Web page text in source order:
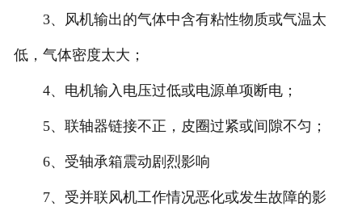
3、风机输出的气体中含有粘性物质或气温太
低，气体密度太大；
4、电机输入电压过低或电源单项断电；
5、联轴器链接不正，皮圈过紧或间隙不匀；
6、受轴承箱震动剧烈影响
7、受并联风机工作情况恶化或发生故障的影